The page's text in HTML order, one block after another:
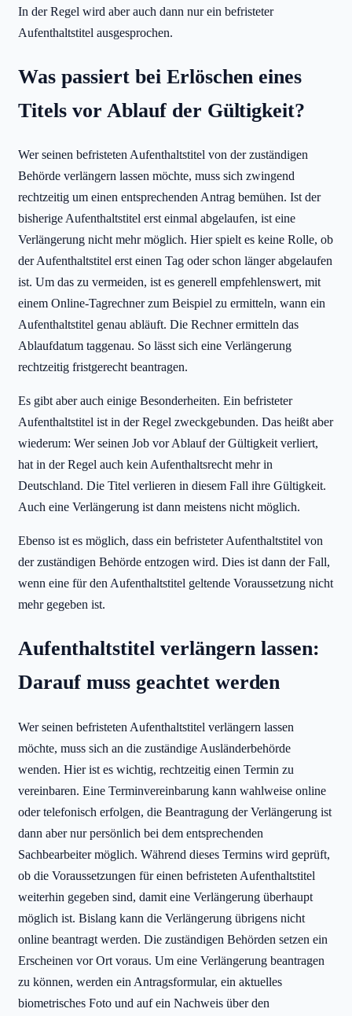
In der Regel wird aber auch dann nur ein befristeter
Aufenthaltstitel ausgesprochen.
Was passiert bei Erlöschen eines
Titels vor Ablauf der Gültigkeit?
Wer seinen befristeten Aufenthaltstitel von der zuständigen
Behörde verlängern lassen möchte, muss sich zwingend
rechtzeitig um einen entsprechenden Antrag bemühen. Ist der
bisherige Aufenthaltstitel erst einmal abgelaufen, ist eine
Verlängerung nicht mehr möglich. Hier spielt es keine Rolle, ob
der Aufenthaltstitel erst einen Tag oder schon länger abgelaufen
ist. Um das zu vermeiden, ist es generell empfehlenswert, mit
einem Online-Tagrechner zum Beispiel zu ermitteln, wann ein
Aufenthaltstitel genau abläuft. Die Rechner ermitteln das
Ablaufdatum taggenau. So lässt sich eine Verlängerung
rechtzeitig fristgerecht beantragen.
Es gibt aber auch einige Besonderheiten. Ein befristeter
Aufenthaltstitel ist in der Regel zweckgebunden. Das heißt aber
wiederum: Wer seinen Job vor Ablauf der Gültigkeit verliert,
hat in der Regel auch kein Aufenthaltsrecht mehr in
Deutschland. Die Titel verlieren in diesem Fall ihre Gültigkeit.
Auch eine Verlängerung ist dann meistens nicht möglich.
Ebenso ist es möglich, dass ein befristeter Aufenthaltstitel von
der zuständigen Behörde entzogen wird. Dies ist dann der Fall,
wenn eine für den Aufenthaltstitel geltende Voraussetzung nicht
mehr gegeben ist.
Aufenthaltstitel verlängern lassen:
Darauf muss geachtet werden
Wer seinen befristeten Aufenthaltstitel verlängern lassen
möchte, muss sich an die zuständige Ausländerbehörde
wenden. Hier ist es wichtig, rechtzeitig einen Termin zu
vereinbaren. Eine Terminvereinbarung kann wahlweise online
oder telefonisch erfolgen, die Beantragung der Verlängerung ist
dann aber nur persönlich bei dem entsprechenden
Sachbearbeiter möglich. Während dieses Termins wird geprüft,
ob die Voraussetzungen für einen befristeten Aufenthaltstitel
weiterhin gegeben sind, damit eine Verlängerung überhaupt
möglich ist. Bislang kann die Verlängerung übrigens nicht
online beantragt werden. Die zuständigen Behörden setzen ein
Erscheinen vor Ort voraus. Um eine Verlängerung beantragen
zu können, werden ein Antragsformular, ein aktuelles
biometrisches Foto und auf ein Nachweis über den